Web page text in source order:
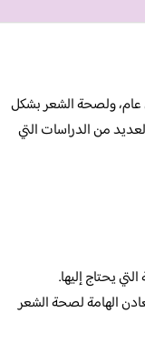
عام، ولصحة الشعر بشكل
من الدراسات التي
يحتاج إليها.
الهامة لصحة الشعر